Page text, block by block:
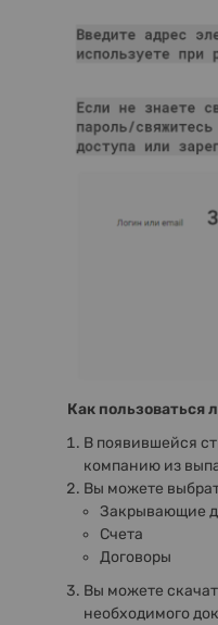
Как пользоваться
В появившейся
компанию из
Вы можете
Закрывающие
Счета
Договоры
Вы можете
необходимого